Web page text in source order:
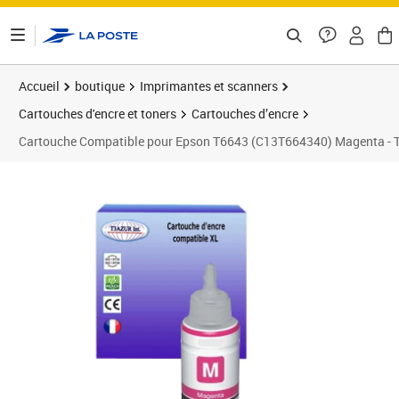
Accueil boutique
Imprimantes et scanners
Cartouches d'encre et toners
Cartouches d’encre
Cartouche Compatible pour Epson T6643 (C13T664340) Magenta -